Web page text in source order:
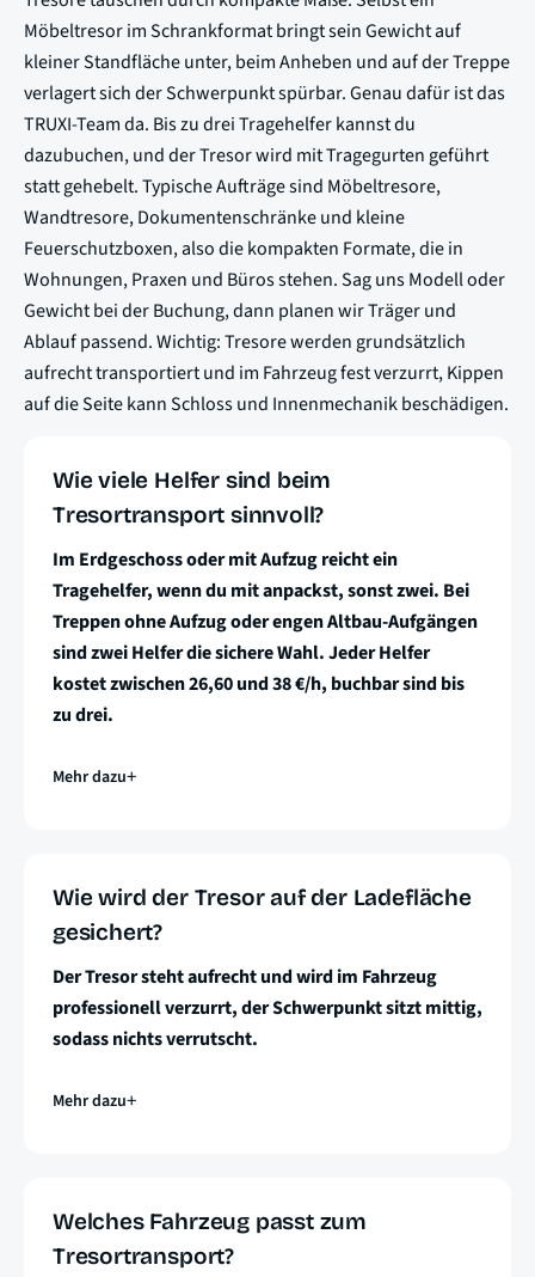
Möbeltresor im Schrankformat bringt sein Gewicht auf
kleiner Standfläche unter, beim Anheben und auf der Treppe
verlagert sich der Schwerpunkt spürbar. Genau dafür ist das
TRUXI-Team da. Bis zu drei Tragehelfer kannst du
dazubuchen, und der Tresor wird mit Tragegurten geführt
statt gehebelt. Typische Aufträge sind Möbeltresore,
Wandtresore, Dokumentenschränke und kleine
Feuerschutzboxen, also die kompakten Formate, die in
Wohnungen, Praxen und Büros stehen. Sag uns Modell oder
Gewicht bei der Buchung, dann planen wir Träger und
Ablauf passend. Wichtig: Tresore werden grundsätzlich
aufrecht transportiert und im Fahrzeug fest verzurrt, Kippen
auf die Seite kann Schloss und Innenmechanik beschädigen.
Wie viele Helfer sind beim
Tresortransport sinnvoll?
Im Erdgeschoss oder mit Aufzug reicht ein
Tragehelfer, wenn du mit anpackst, sonst zwei. Bei
Treppen ohne Aufzug oder engen Altbau-Aufgängen
sind zwei Helfer die sichere Wahl. Jeder Helfer
kostet zwischen 26,60 und 38 €/h, buchbar sind bis
zu drei.
Mehr dazu
Wie wird der Tresor auf der Ladefläche
gesichert?
Der Tresor steht aufrecht und wird im Fahrzeug
professionell verzurrt, der Schwerpunkt sitzt mittig,
sodass nichts verrutscht.
Mehr dazu
Welches Fahrzeug passt zum
Tresortransport?